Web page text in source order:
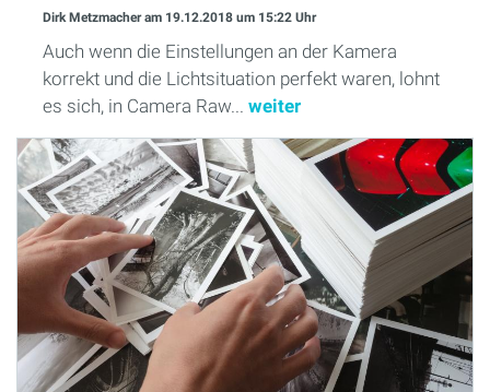
Dirk Metzmacheram 19.12.2018 um 15:22 Uhr
Auch wenn die Einstellungen an der Kamera
korrekt und die Lichtsituation perfekt waren, lohnt
es sich, in Camera Raw... weiter